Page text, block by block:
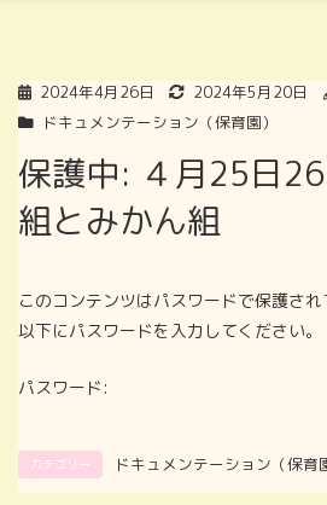
2024年4月26日 2024年5月20日
ドキュメンテーション（保育園）
保護中: ４月25日
組とみかん組
このコンテンツはパスワードで保護さ
以下にパスワードを入力してください。
パスワード:
カテゴリー ドキュメンテーション（保育